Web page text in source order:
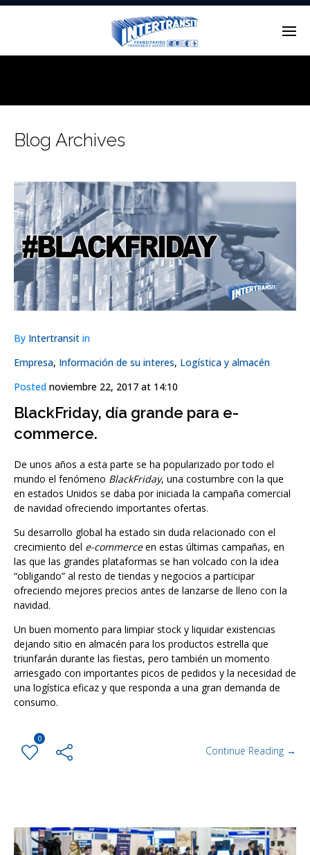
Blog Archives
By Intertransit in
Empresa, Información de su interes, Logística y almacén
Posted noviembre 22, 2017 at 14:10
BlackFriday, día grande para e-
commerce.
De unos años a esta parte se ha popularizado por todo el
mundo el fenómeno BlackFriday, una costumbre con la que
en estados Unidos se daba por iniciada la campaña comercial
de navidad ofreciendo importantes ofertas.
Su desarrollo global ha estado sin duda relacionado con el
crecimiento del e-commerceen estas últimas campañas, en
las que las grandes plataformas se han volcado con la idea
“obligando” al resto de tiendas y negocios a participar
ofreciendo mejores precios antes de lanzarse de lleno con la
navidad.
Un buen momento para limpiar stock y liquidar existencias
dejando sitio en almacén para los productos estrella que
triunfarán durante las fiestas, pero también un momento
arriesgado con importantes picos de pedidos y la necesidad de
una logística eficaz y que responda a una gran demanda de
consumo.
0
Continue Reading →